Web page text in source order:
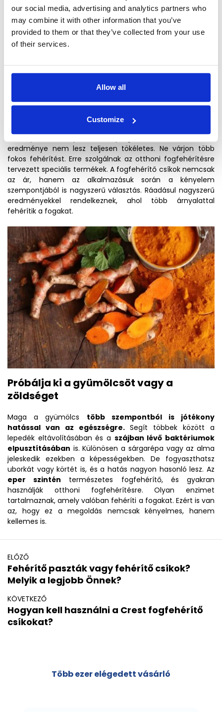
our social media, advertising and analytics partners who
may combine it with other information that you’ve
provided to them or that they’ve collected from your use
of their services.
Allow all
Customize
A téma, hogyan lehet otthon fehéríteni a fogakat, szintén
számos tipp és házi recepttárgya. Némelyikvalóban
segíthet fehéríteni
azok, amelyek nem működnek. Hogy megtudja, mely
receptek működnek és melyek nem, olvassa el a szóló
házi receptekről fogfehérítésre vonatkozó
fogakat?
Néhány házi recept hatékonysága ellenére a fehérítés
eredménye nem lesz teljesen tökéletes. Ne várjon több
fokos fehérítést. Erre szolgálnak az otthoni fogfehérítésre
tervezett speciális termékek. A fogfehérítő csíkok nemcsak
az ár, hanem az alkalmazásuk során a kényelem
szempontjából is nagyszerű választás. Ráadásul nagyszerű
eredményekkel rendelkeznek, ahol több árnyalattal
fehérítik a fogakat.
Próbálja ki a gyümölcsöt vagy a
zöldséget
Maga a gyümölcs több szempontból is jótékony
hatással van az egészségre.Segít többek között a
lepedék eltávolításában és a szájban lévő baktériumok
elpusztításában is. Különösen a sárgarépa vagy az alma
jeleskedik ezekben a képességekben. De fogyaszthatsz
uborkát vagy körtét is, és a hatás nagyon hasonló lesz. Az
eper szintén természetes fogfehérítő, és gyakran
használják otthoni fogfehérítésre. Olyan enzimet
tartalmaznak, amely valóban fehéríti a fogakat. Ezért is van
az, hogy ez a megoldás nemcsak kényelmes, hanem
kellemes is.
ELŐZŐ
Fehérítő paszták vagy fehérítő csíkok?
Melyik a legjobb Önnek?
KÖVETKEZŐ
Hogyan kell használni a Crest fogfehérítő
csíkokat?
Több ezer elégedett vásárló